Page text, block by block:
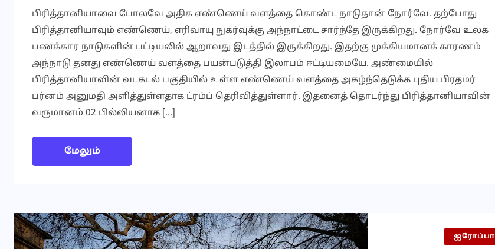
பிரித்தானியாவை போலவே அதிக எண்ணெய் வளத்தை கொண்ட நாடுதான் நோர்வே. தற்போது
பிரித்தானியாவும் எண்ணெய், எரிவாயு நுகர்வுக்கு அந்நாட்டை சார்ந்தே இருக்கிறது. நோர்வே உலக
பணக்கார நாடுகளின் பட்டியலில் ஆறாவது இடத்தில் இருக்கிறது. இதற்கு முக்கியமானக் காரணம்
அந்நாடு தனது எண்ணெய் வளத்தை பயன்படுத்தி இலாபம் ஈட்டியமையே. அண்மையில்
பிரித்தானியாவின் வடகடல் பகுதியில் உள்ள எண்ணெய் வளத்தை அகழ்ந்தெடுக்க புதிய பிரதமர்
பர்னம் அனுமதி அளித்துள்ளதாக ட்ரம்ப் தெரிவித்துள்ளார். இதனைத் தொடர்ந்து பிரித்தானியாவின்
வருமானம் 02 பில்லியனாக […]
மேலும்
ஐரோப்பா